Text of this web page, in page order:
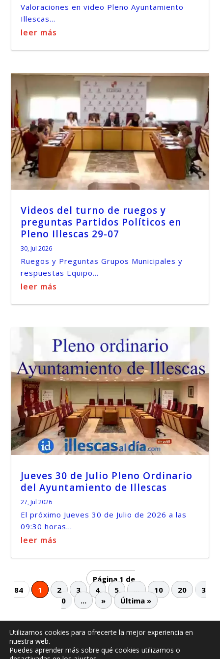
Valoraciones en video Pleno Ayuntamiento
Illescas...
leer más
Videos del turno de ruegos y
preguntas Partidos Políticos en
Pleno Illescas 29-07
30, Jul 2026
Ruegos y Preguntas Grupos Municipales y
respuestas Equipo...
leer más
Jueves 30 de Julio Pleno Ordinario
del Ayuntamiento de Illescas
27, Jul 2026
El próximo Jueves 30 de Julio de 2026 a las
09:30 horas...
leer más
Página 1 de
84
1 2 3 4 5 ... 10 20
3
0
... » Última »
© -
Utilizamos cookies para ofrecerte la mejor experiencia en
nuestra web.
Puedes aprender más sobre qué cookies utilizamos o